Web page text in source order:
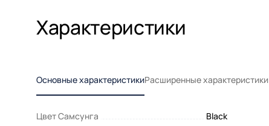
Характеристики
Основные характеристикиРасширенные характеристики
Цвет Самсунга Black